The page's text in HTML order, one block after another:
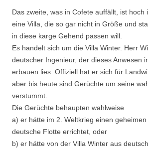
Das zweite, was in Cofete auffällt, ist hoch
eine Villa, die so gar nicht in Größe und
in diese karge Gehend passen will.
Es handelt sich um die Villa Winter. Herr
deutscher Ingenieur, der dieses Anwesen
erbauen lies. Offiziell hat er sich für
aber bis heute sind Gerüchte um seine
verstummt.
Die Gerüchte behaupten wahlweise
a) er hätte im 2. Weltkrieg einen
deutsche Flotte errichtet, oder
b) er hätte von der Villa Winter aus